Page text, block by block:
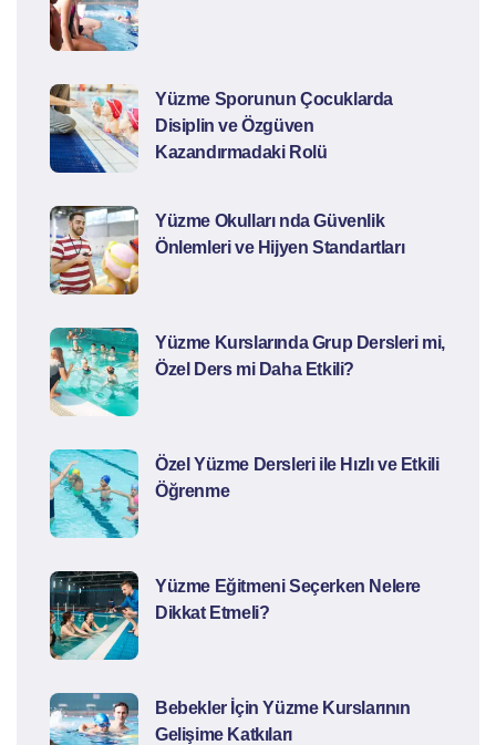
Yüzme Sporunun Çocuklarda
Disiplin ve Özgüven
Kazandırmadaki Rolü
Yüzme Okulları nda Güvenlik
Önlemleri ve Hijyen Standartları
Yüzme Kurslarında Grup Dersleri mi,
Özel Ders mi Daha Etkili?
Özel Yüzme Dersleri ile Hızlı ve Etkili
Öğrenme
Yüzme Eğitmeni Seçerken Nelere
Dikkat Etmeli?
Bebekler İçin Yüzme Kurslarının
Gelişime Katkıları